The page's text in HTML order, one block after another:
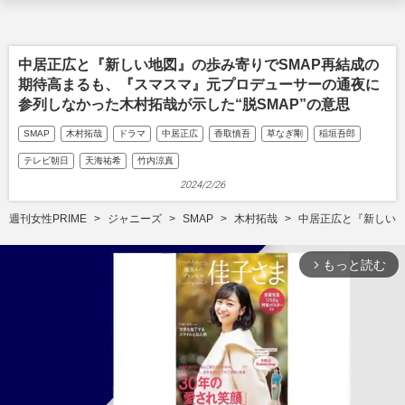
中居正広と『新しい地図』の歩み寄りでSMAP再結成の
期待高まるも、『スマスマ』元プロデューサーの通夜に
参列しなかった木村拓哉が示した“脱SMAP”の意思
SMAP 木村拓哉 ドラマ 中居正広 香取慎吾 草なぎ剛 稲垣吾郎
テレビ朝日 天海祐希 竹内涼真
2024/2/26
週刊女性PRIME ジャニーズ SMAP 木村拓哉 中居正広と『新しい
arrow_forward_ios もっと読む